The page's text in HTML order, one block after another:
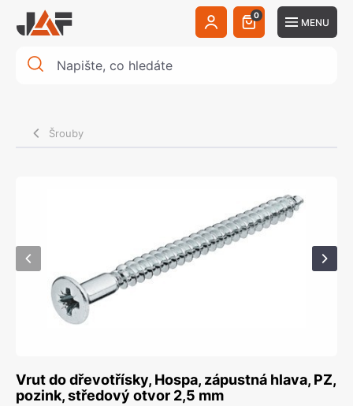
0
MENU
Šrouby
Vrut do dřevotřísky, Hospa, zápustná hlava, PZ,
pozink, středový otvor 2,5 mm